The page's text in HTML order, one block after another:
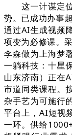
这一计谋定位
势。已成功办事
通过AI生成视频
项变为必修课。
李森做为上海梦
一躺科技：十星
山东济南）正在
市道同类课程。
杂手艺为可施行
平台上，AI短视
一环。供给